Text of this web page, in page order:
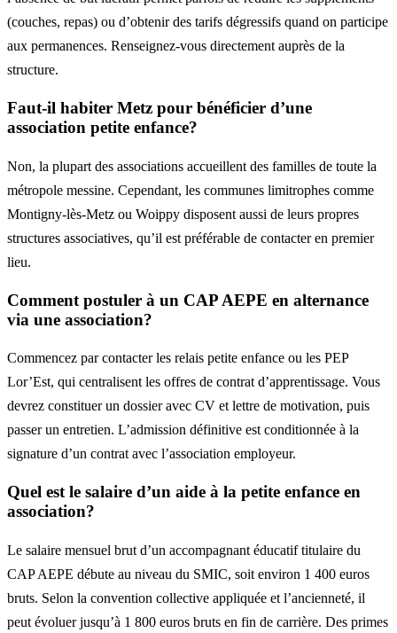
(couches, repas) ou d’obtenir des tarifs dégressifs quand on participe
aux permanences. Renseignez-vous directement auprès de la
structure.
Faut-il habiter Metz pour bénéficier d’une
association petite enfance?
Non, la plupart des associations accueillent des familles de toute la
métropole messine. Cependant, les communes limitrophes comme
Montigny-lès-Metz ou Woippy disposent aussi de leurs propres
structures associatives, qu’il est préférable de contacter en premier
lieu.
Comment postuler à un CAP AEPE en alternance
via une association?
Commencez par contacter les relais petite enfance ou les PEP
Lor’Est, qui centralisent les offres de contrat d’apprentissage. Vous
devrez constituer un dossier avec CV et lettre de motivation, puis
passer un entretien. L’admission définitive est conditionnée à la
signature d’un contrat avec l’association employeur.
Quel est le salaire d’un aide à la petite enfance en
association?
Le salaire mensuel brut d’un accompagnant éducatif titulaire du
CAP AEPE débute au niveau du SMIC, soit environ 1 400 euros
bruts. Selon la convention collective appliquée et l’ancienneté, il
peut évoluer jusqu’à 1 800 euros bruts en fin de carrière. Des primes